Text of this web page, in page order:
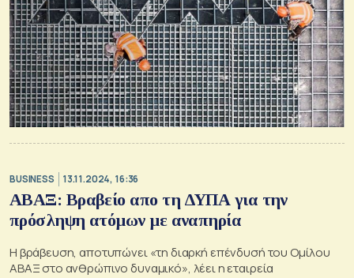
BUSINESS 13.11.2024, 16:36
ΑΒΑΞ: Βραβείο απο τη ΔΥΠΑ για την
πρόσληψη ατόμων με αναπηρία
Η βράβευση, αποτυπώνει «τη διαρκή επένδυσή του Ομίλου
ΑΒΑΞ στο ανθρώπινο δυναμικό», λέει η εταιρεία